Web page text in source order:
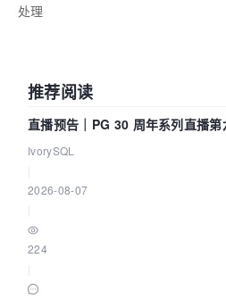
处理
推荐阅读
直播预告｜PG 30 周年系列直播
核——我们改得动吗？我们贡献了
IvorySQL
2026-08-07
224